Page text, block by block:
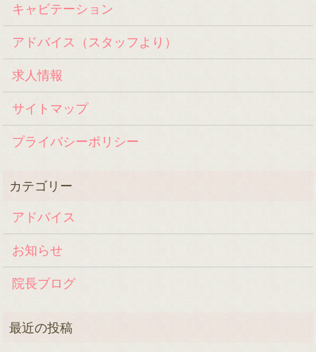
キャビテーション
アドバイス（スタッフより）
求人情報
サイトマップ
プライバシーポリシー
アドバイス
お知らせ
院長ブログ